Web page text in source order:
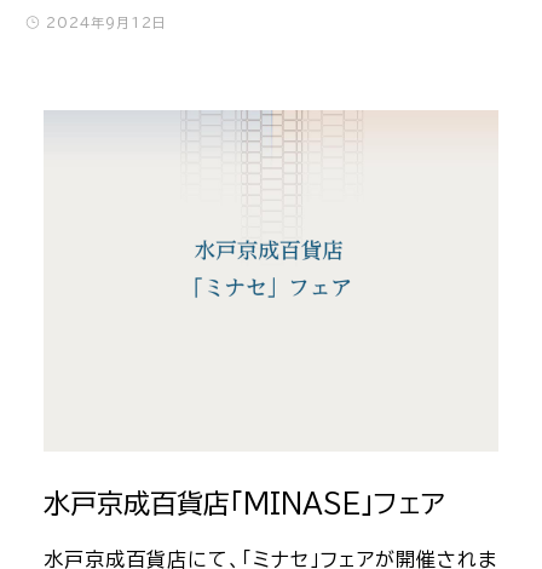
2024年9月12日
水戸京成百貨店「MINASE」フェア
水戸京成百貨店にて、「ミナセ」フェアが開催されま